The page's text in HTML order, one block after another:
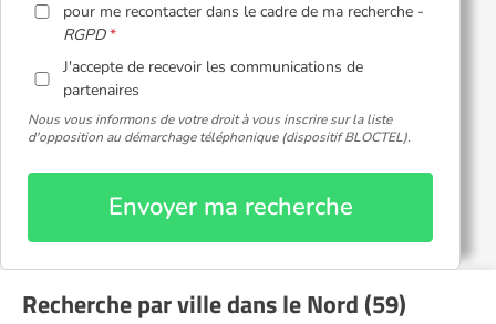
pour me recontacter dans le cadre de ma recherche -
RGPD
J'accepte de recevoir les communications de
partenaires
Nous vous informons de votre droit à vous inscrire sur la liste
d'opposition au démarchage téléphonique (dispositif BLOCTEL).
Envoyer ma recherche
Recherche par ville dans le Nord (59)